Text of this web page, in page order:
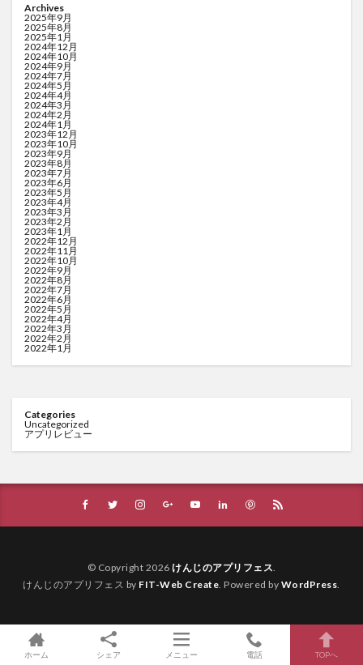
Archives
2025年9月
2025年8月
2025年1月
2024年12月
2024年10月
2024年9月
2024年7月
2024年5月
2024年4月
2024年3月
2024年2月
2024年1月
2023年12月
2023年10月
2023年9月
2023年8月
2023年7月
2023年6月
2023年5月
2023年4月
2023年3月
2023年2月
2023年1月
2022年12月
2022年11月
2022年10月
2022年9月
2022年8月
2022年7月
2022年6月
2022年5月
2022年4月
2022年3月
2022年2月
2022年1月
Categories
Uncategorized
アプリレビュー
© Copyright 2026 けんじのアプリフェス
けんじのアプリフェス by FIT-Web Create . Powered by WordPress
ホーム シェア メニュー 電話 TOPへ